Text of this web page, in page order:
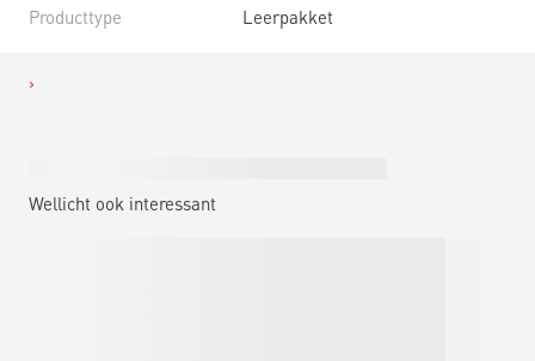
Producttype Leerpakket
Wellicht ook interessant